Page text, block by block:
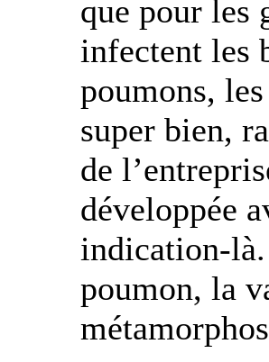
que pour les
infectent les
poumons,
super bien,
de
développée
indication-
poumon, la